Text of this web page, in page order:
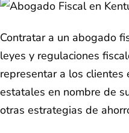
Contratar a un abogado
leyes y regulaciones
representar a los clientes
estatales en nombre de
otras estrategias de